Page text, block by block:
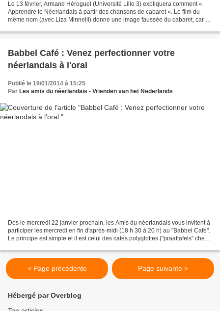
Le 13 février, Armand Héroguel (Université Lille 3) expliquera comment «
Apprendre le Néerlandais à partir des chansons de cabaret ». Le film du
même nom (avec Liza Minnelli) donne une image faussée du cabaret, car ce
Babbel Café : Venez perfectionner votre
néerlandais à l'oral
Publié le 19/01/2014 à 15:25
Par Les amis du néerlandais - Vrienden van het Nederlands
Dès le mercredi 22 janvier prochain, les Amis du néerlandais vous invitent à
participer les mercredi en fin d'après-midi (18 h 30 à 20 h) au "Babbel Café".
Le principe est simple et il est celui des cafés polyglottes ("praattafels" chez
< Page précédente Page suivante >
Hébergé par Overblog